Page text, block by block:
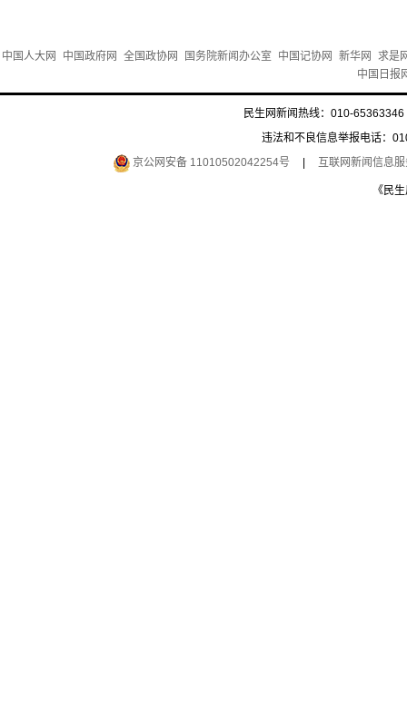
中国人大网 中国政府网 全国政协网 国务院新闻办公室 中国记协网 新华网
求是
中国日报
民生网新闻热线：010-
违法和不良信息举报电话：
京公网安备 11010502042254号
互联网新闻信息
《民